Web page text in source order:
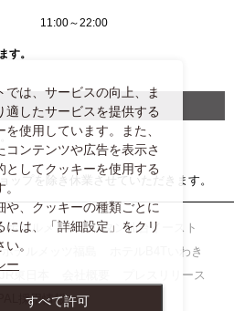
11:00～22:00
す。
ップを除き休業させていただきます。
ホテルメトロポリタン仙台イースト
ホテルメッツ福島
ホテルB4Tいわき
JR東日本
プレスリリース
採用情報
では、サービスの向上、ま
適したサービスを提供する
を使用しています。また、
コンテンツや広告を表示さ
としてクッキーを使用する
や、クッキーの種類ごとに
には、「詳細設定」をクリ
。
ー
すべて許可